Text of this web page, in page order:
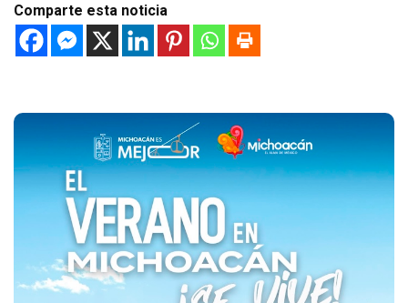
Comparte esta noticia